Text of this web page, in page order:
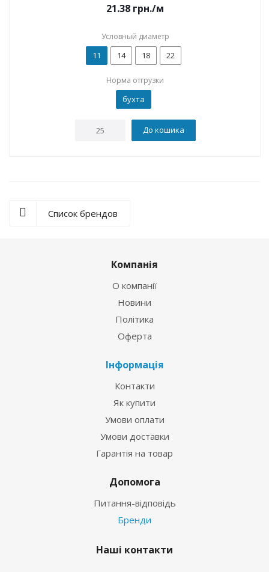
21.38 грн./м
Условный диаметр
11 14 18 22
Норма отгрузки
бухта
До кошика
Список брендов
Компанія
О компанії
Новини
Політика
Оферта
Інформація
Контакти
Як купити
Умови оплати
Умови доставки
Гарантія на товар
Допомога
Питання-відповідь
Бренди
Наші контакти